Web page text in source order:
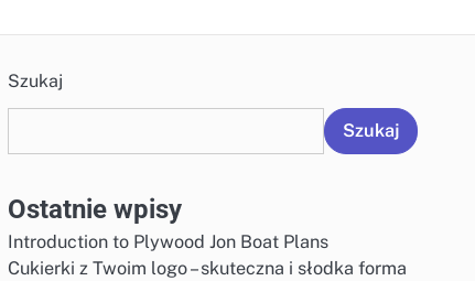
Szukaj
Szukaj
Ostatnie wpisy
Introduction to Plywood Jon Boat Plans
Cukierki z Twoim logo – skuteczna i słodka forma